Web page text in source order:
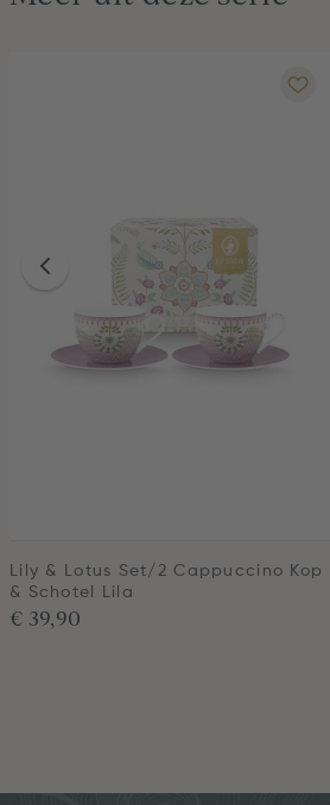
Lily & Lotus Set/2 Cappuccino Kop
& Schotel Lila
€ 39,90